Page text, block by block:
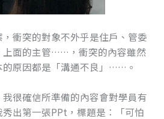
衝突的對象不外乎是住戶、管委
上面的主管……，衝突的內容雖然
的原因都是「溝通不良」……。
很確信所準備的內容會對學員有
出第一張PPt，標題是：「可怕